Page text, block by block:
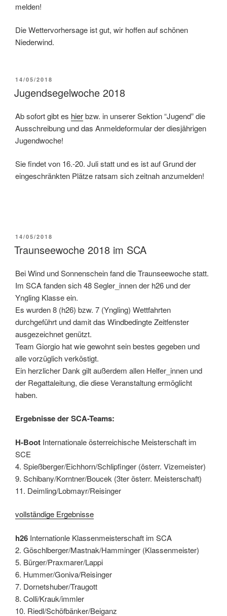
melden!
Die Wettervorhersage ist gut, wir hoffen auf schönen
Niederwind.
VERÖFFENTLICHT
AM
14/05/2018
Jugendsegelwoche 2018
Ab sofort gibt es hierbzw. in unserer Sektion “Jugend” die
Ausschreibung und das Anmeldeformular der diesjährigen
Jugendwoche!
Sie findet von 16.-20. Juli statt und es ist auf Grund der
eingeschränkten Plätze ratsam sich zeitnah anzumelden!
VERÖFFENTLICHT
AM
14/05/2018
Traunseewoche 2018 im SCA
Bei Wind und Sonnenschein fand die Traunseewoche statt.
Im SCA fanden sich 48 Segler_innen der h26 und der
Yngling Klasse ein.
Es wurden 8 (h26) bzw. 7 (Yngling) Wettfahrten
durchgeführt und damit das Windbedingte Zeitfenster
ausgezeichnet genützt.
Team Giorgio hat wie gewohnt sein bestes gegeben und
alle vorzüglich verköstigt.
Ein herzlicher Dank gilt außerdem allen Helfer_innen und
der Regattaleitung, die diese Veranstaltung ermöglicht
haben.
Ergebnisse der SCA-Teams:
H-Boot Internationale österreichische Meisterschaft im
SCE
4. Spießberger/Eichhorn/Schlipfinger (österr. Vizemeister)
9. Schibany/Korntner/Boucek (3ter österr. Meisterschaft)
11. Deimling/Lobmayr/Reisinger
vollständige Ergebnisse
h26 Internationle Klassenmeisterschaft im SCA
2. Göschlberger/Mastnak/Hamminger (Klassenmeister)
5. Bürger/Praxmarer/Lappi
6. Hummer/Goniva/Reisinger
7. Dornetshuber/Traugott
8. Colli/Krauk/immler
10. Riedl/Schöfbänker/Beiganz